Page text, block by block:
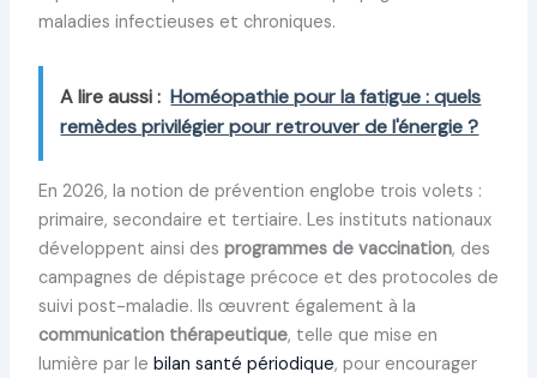
maladies infectieuses et chroniques.
A lire aussi : Homéopathie pour la fatigue : quels
remèdes privilégier pour retrouver de l'énergie ?
En 2026, la notion de prévention englobe trois volets :
primaire, secondaire et tertiaire. Les instituts nationaux
développent ainsi des programmes de vaccination, des
campagnes de dépistage précoce et des protocoles de
suivi post-maladie. Ils œuvrent également à la
communication thérapeutique, telle que mise en
lumière par le bilan santé périodique, pour encourager